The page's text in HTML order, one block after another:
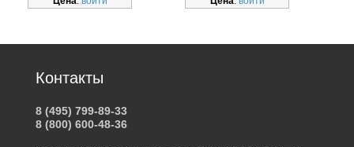
Контакты
8 (495) 799-89-33
8 (800) 600-48-36